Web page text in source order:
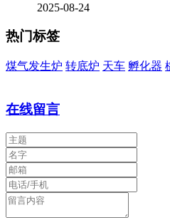
2025-08-24
热门标签
煤气发生炉 转底炉 天车 孵化器
在线留言